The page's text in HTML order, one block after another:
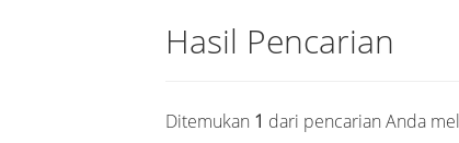
Hasil Pencarian
Ditemukan 1 dari pencarian Anda